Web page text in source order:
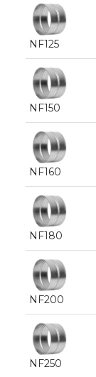
NF125
NF150
NF160
NF180
NF200
NF250